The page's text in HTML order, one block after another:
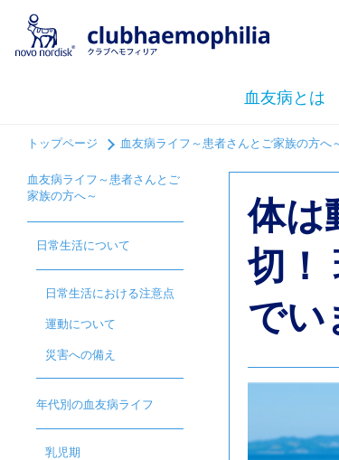
血友病とは
トップページ 血友病ライフ～患者さんとご家族の方へ
血友病ライフ～患者さんとご
家族の方へ～
日常生活について
日常生活における注意点
運動について
災害への備え
年代別の血友病ライフ
乳児期
体は
切！
でい